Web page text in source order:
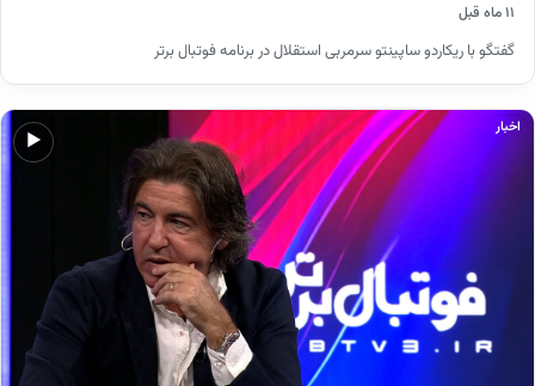
۱۱ ماه قبل
گفتگو با ریکاردو ساپینتو سرمربی استقلال در برنامه فوتبال برتر
▶
اخبار